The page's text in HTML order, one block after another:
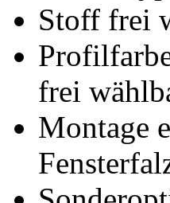
Stoff frei
frei
Montage